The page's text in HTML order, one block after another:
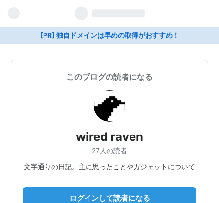
[PR] 独自ドメインは早めの取得がおすすめ！
このブログの読者になる
wired raven
27人の読者
文字通りの日記。主に思ったことやガジェットについて
ログインして読者になる